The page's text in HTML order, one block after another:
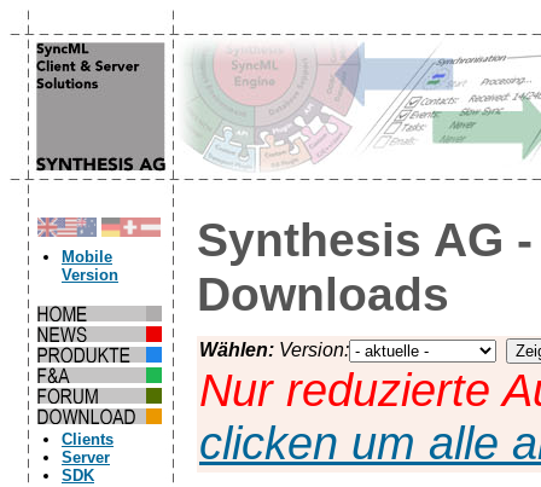
Mobile
Version
Clients
Server
SDK
Synthesis AG
Downloads
Wählen: Version:
Nur reduzierte
clicken um alle